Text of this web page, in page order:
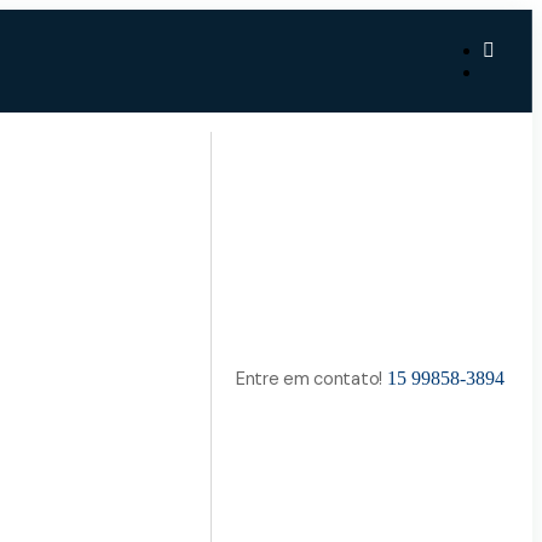
Entre em contato! 15 99858-3894